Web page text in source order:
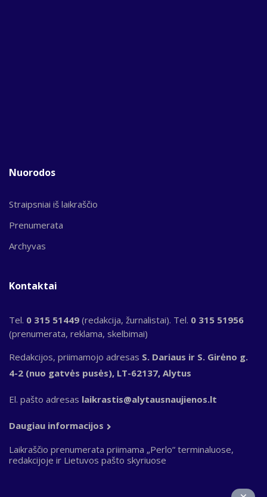
Nuorodos
Straipsniai iš laikraščio
Prenumerata
Archyvas
Kontaktai
Tel. 0 315 51449 (redakcija, žurnalistai). Tel. 0 315 51956
(prenumerata, reklama, skelbimai)
Redakcijos, priimamojo adresas S. Dariaus ir S. Girėno g.
4-2 (nuo gatvės pusės), LT-62137, Alytus
El. pašto adresas laikrastis@alytausnaujienos.lt
Daugiau informacijos
Laikraščio prenumerata priimama „Perlo“ terminaluose,
redakcijoje ir Lietuvos pašto skyriuose